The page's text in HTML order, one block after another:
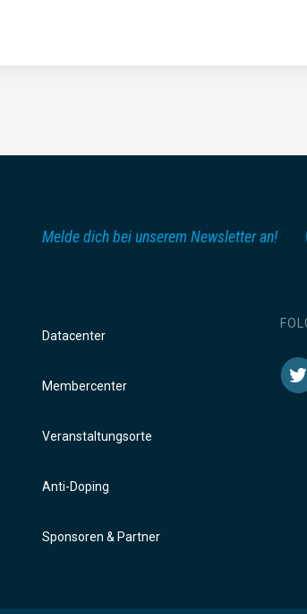
Melde dich bei unserem Newsletter an!
Datacenter
Membercenter
Veranstaltungsorte
Anti-Doping
Sponsoren & Partner